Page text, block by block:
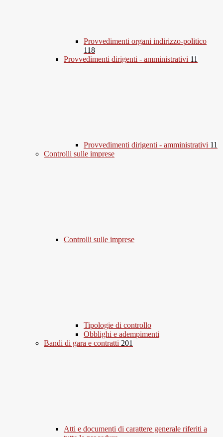
Provvedimenti organi indirizzo-politico
118
Provvedimenti dirigenti - amministrativi 11
Provvedimenti dirigenti - amministrativi 11
Controlli sulle imprese
Controlli sulle imprese
Tipologie di controllo
Obblighi e adempimenti
Bandi di gara e contratti 201
Atti e documenti di carattere generale riferiti a